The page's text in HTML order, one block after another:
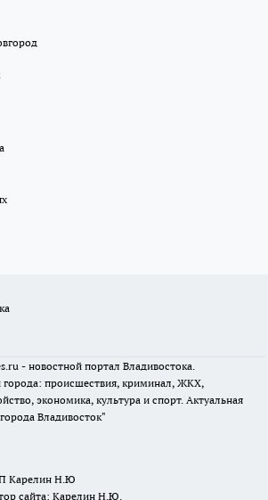
- новостной портал Владивостока.
города: происшествия, криминал, ЖКХ,
экономика, культура и спорт. Актуальная
Владивосток"
Карелин Н.Ю
сайта: Карелин Н.Ю.